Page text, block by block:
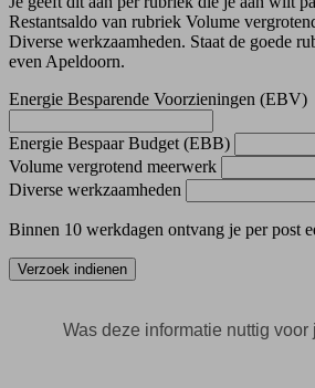
Restantsaldo van rubriek Volume
Diverse werkzaamheden. Staat de goede
even Apeldoorn.
Energie Besparende Voorzieningen (EBV)
Energie Bespaar Budget (EBB)
Volume vergrotend meerwerk
Diverse werkzaamheden
Binnen 10 werkdagen ontvang je per post
Verzoek indienen